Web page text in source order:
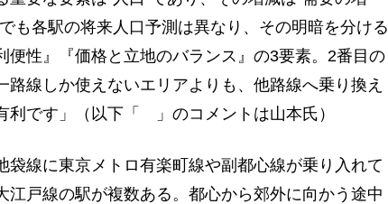
も各駅の将来人口予測は異なり、その明暗を分ける
便性』『価格と立地のバランス』の3要素。2番目の
路線しか使えないエリアよりも、他路線へ乗り換え
利です」（以下「 」のコメントは山本氏）
線に東京メトロ有楽町線や副都心線が乗り入れて
江戸線の駅が複数ある。都心から郊外に向かう途中